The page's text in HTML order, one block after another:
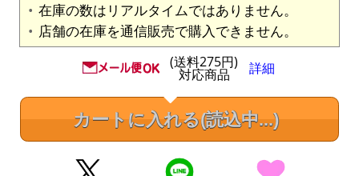
在庫の数はリアルタイムではありません。
店舗の在庫を通信販売で購入できません。
(送料275円)
対応商品 詳細
カートに入れる(読込中...)